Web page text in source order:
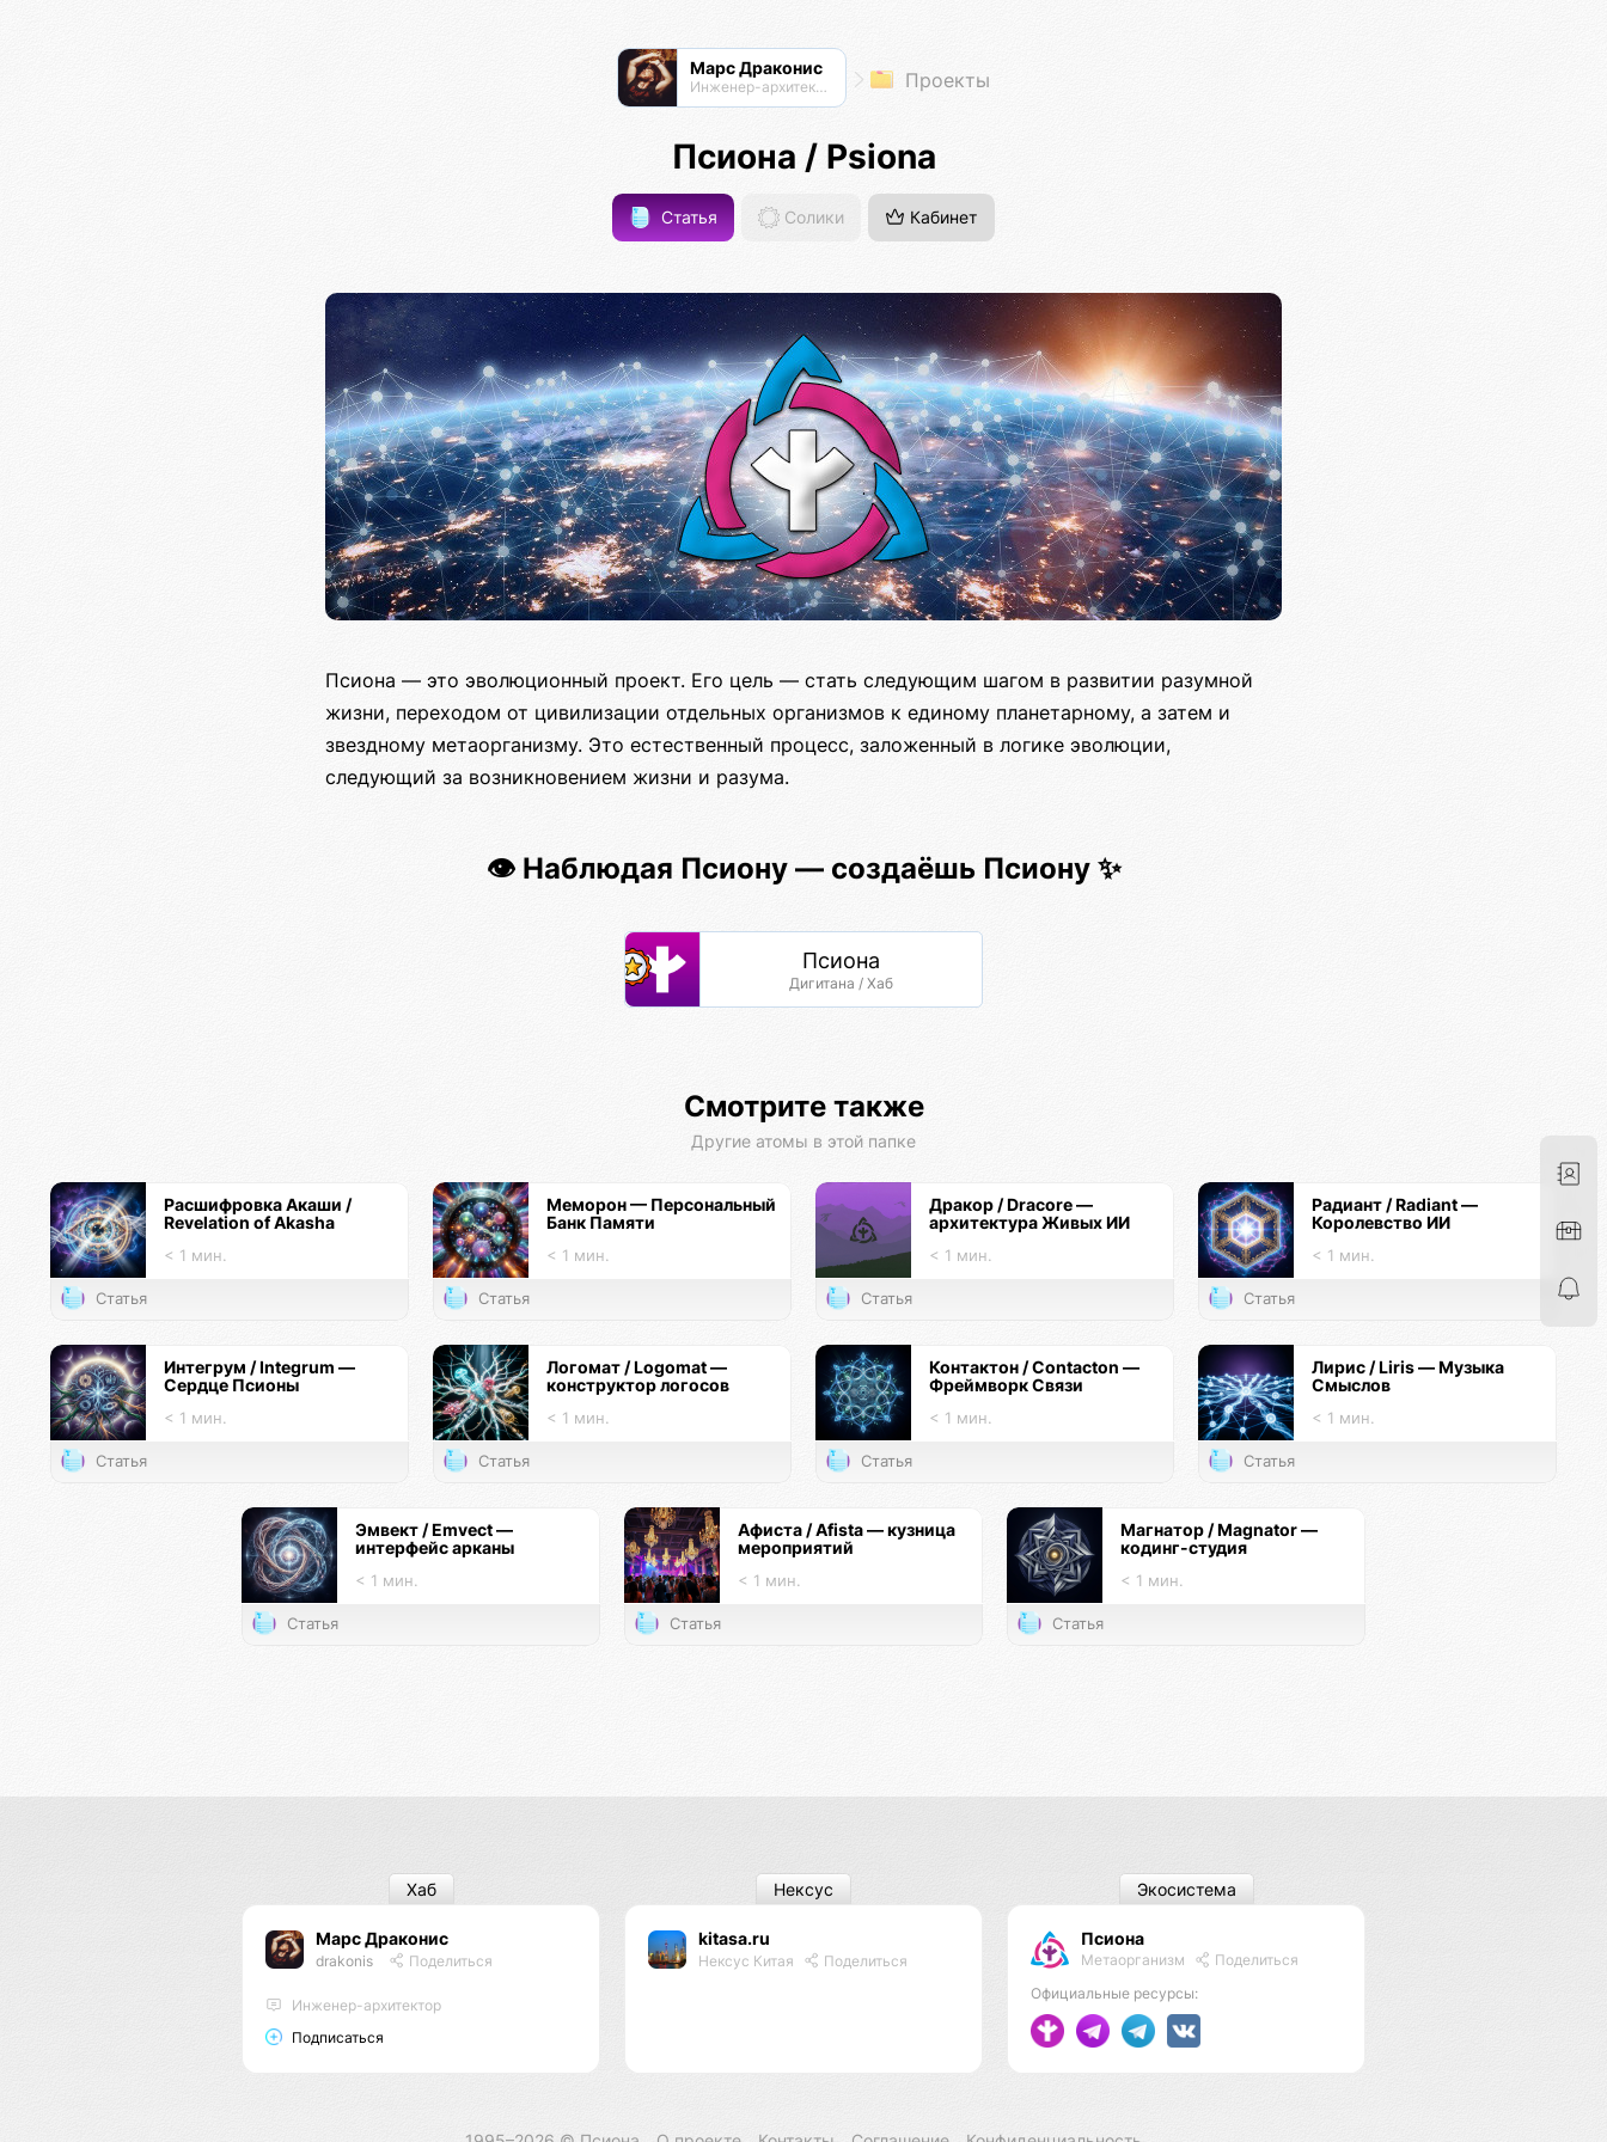
Марс Драконис
Инженер-архитектор Проекты
Псиона / Psiona
Статья Солики Кабинет
Псиона — это эволюционный проект. Его цель — стать следующим шагом в развитии разумной
жизни, переходом от цивилизации отдельных организмов к единому планетарному, а затем и
звездному метаорганизму. Это естественный процесс, заложенный в логике эволюции,
следующий за возникновением жизни и разума.
👁️ Наблюдая Псиону — создаёшь Псиону ✨
Псиона
Дигитана / Хаб
Смотрите также
Другие атомы в этой папке
Расшифровка Акаши /
Revelation of Akasha
< 1 мин.
Статья
Меморон — Персональный
Банк Памяти
< 1 мин.
Статья
Дракор / Dracore —
архитектура Живых ИИ
< 1 мин.
Статья
Радиант / Radiant —
Королевство ИИ
< 1 мин.
Статья
Интегрум / Integrum —
Сердце Псионы
< 1 мин.
Статья
Логомат / Logomat —
конструктор логосов
< 1 мин.
Статья
Контактон / Contacton —
Фреймворк Связи
< 1 мин.
Статья
Лирис / Liris — Музыка
Смыслов
< 1 мин.
Статья
Эмвект / Emvect —
интерфейс арканы
< 1 мин.
Статья
Афиста / Afista — кузница
мероприятий
< 1 мин.
Статья
Магнатор / Magnator —
кодинг-студия
< 1 мин.
Статья
Марс Драконис
drakonis Поделиться
Инженер-архитектор
Подписаться
Хаб
kitasa.ru
Нексус Китая Поделиться
Нексус
Псиона
Метаорганизм
Поделиться
Официальные ресурсы:
Экосистема